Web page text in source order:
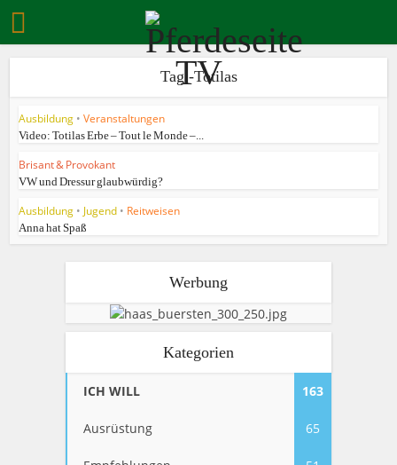
Tag -Totilas
Ausbildung • Veranstaltungen
Video: Totilas Erbe – Tout le Monde –...
Brisant & Provokant
VW und Dressur glaubwürdig?
Ausbildung • Jugend • Reitweisen
Anna hat Spaß
Werbung
Kategorien
ICH WILL 163
Ausrüstung 65